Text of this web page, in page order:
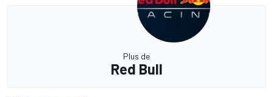
Plus de
Red Bull